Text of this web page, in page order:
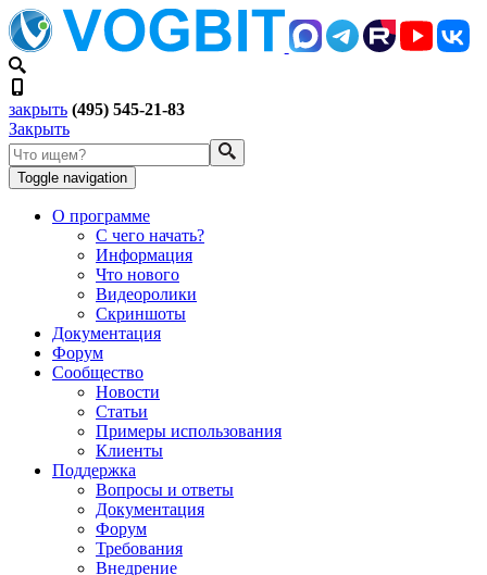
закрыть (495) 545-21-83
Закрыть
Toggle navigation
О программе
С чего начать?
Информация
Что нового
Видеоролики
Скриншоты
Документация
Форум
Сообщество
Новости
Статьи
Примеры использования
Клиенты
Поддержка
Вопросы и ответы
Документация
Форум
Требования
Внедрение